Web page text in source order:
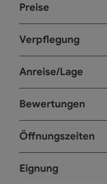
Preise
Verpflegung
Anreise/Lage
Bewertungen
Öffnungszeiten
Eignung